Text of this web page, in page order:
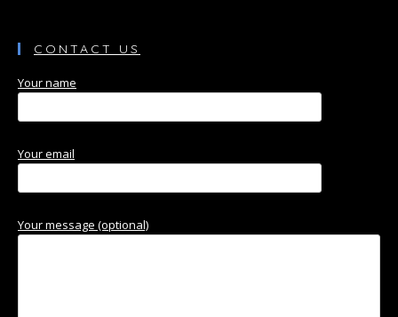
CONTACT US
Your name
Your email
Your message (optional)